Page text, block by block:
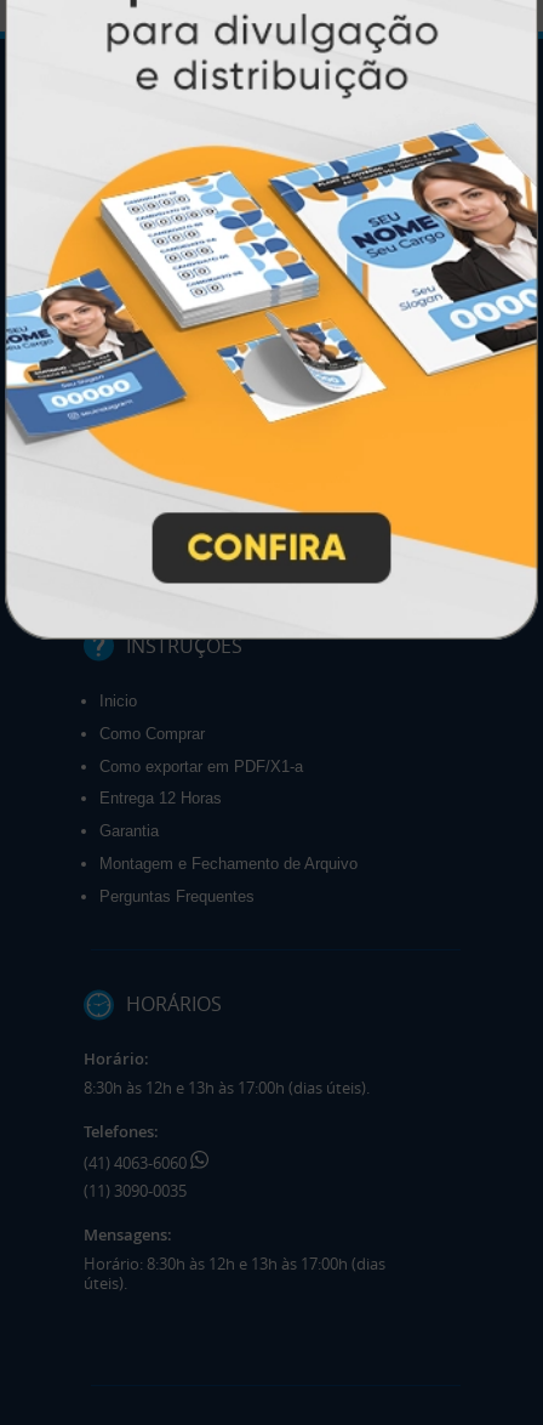
Central de Informações
GRÁFICA ATUAL CARD
Agente Oficial
Blog
Contato
Formas de Pagamento
Lista de Balcões
Lista de Preços
Mapa do Site
Sobre Nós
Termos de Uso
Relatório de Transparência e Igualdade
INSTRUÇÕES
Inicio
Como Comprar
Como exportar em PDF/X1-a
Entrega 12 Horas
Garantia
Montagem e Fechamento de Arquivo
Perguntas Frequentes
HORÁRIOS
Horário:
8:30h às 12h e 13h às 17:00h (dias úteis).
Telefones:
(41) 4063-6060
(11) 3090-0035
Mensagens:
Horário: 8:30h às 12h e 13h às 17:00h (dias
úteis).